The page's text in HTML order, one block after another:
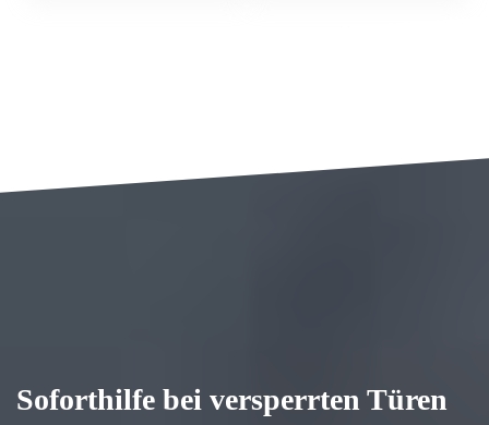
Soforthilfe bei versperrten Türen